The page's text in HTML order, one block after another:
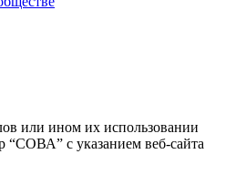
или ином их использовании
“СОВА” с указанием веб-сайта